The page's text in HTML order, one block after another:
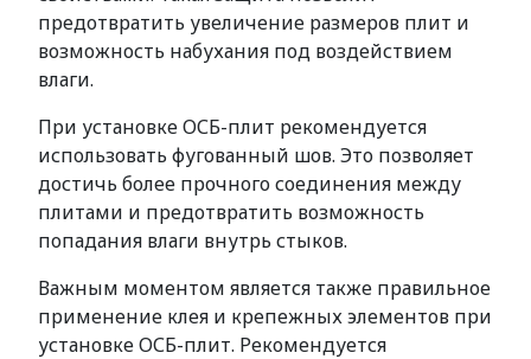
предотвратить увеличение размеров плит и
возможность набухания под воздействием
влаги.
При установке ОСБ-плит рекомендуется
использовать фугованный шов. Это позволяет
достичь более прочного соединения между
плитами и предотвратить возможность
попадания влаги внутрь стыков.
Важным моментом является также правильное
применение клея и крепежных элементов при
установке ОСБ-плит. Рекомендуется